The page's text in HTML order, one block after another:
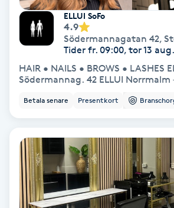
Hollywood Peel
Huduppstramning
Hudvård
ELLUI SoFo
4.9
Södermannagatan 42,
Tider fr. 09:00, tor 13 aug.
HAIR • NAILS • BROWS • LASHES
Södermannag. 42 ELLUI Norrmalm
Betala senare Presentkort